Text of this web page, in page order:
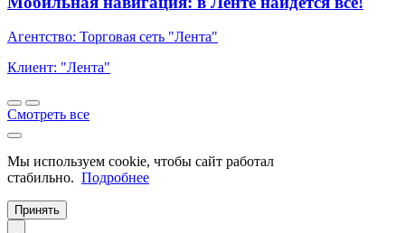
Агентство: Торговая сеть "Лента"
Клиент: "Лента"
Смотреть все
Мы используем cookie, чтобы сайт работал
стабильно. Подробнее
Принять